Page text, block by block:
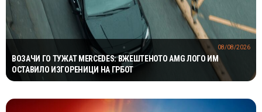
ВОЗАЧИ ГО ТУЖАТ MERCEDES: ВЖЕШТЕНОТО AMG ЛОГО ИМ
ОСТАВИЛО ИЗГОРЕНИЦИ НА ГРБОТ
08/08/2026